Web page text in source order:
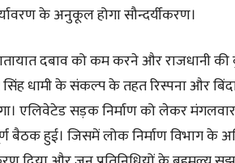
के अनुकूल होगा सौन्दर्यीकरण।
दबाव को कम करने और राजधानी
सिंह धामी के संकल्प के तहत रिस्पना और
एलिवेटेड सड़क निर्माण को लेकर
बैठक हुई। जिसमें लोक निर्माण विभाग के